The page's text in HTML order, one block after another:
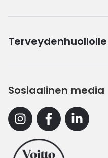
Terveydenhuollolle
Sosiaalinen media
InstagramFacebookLinkedin